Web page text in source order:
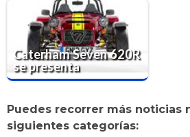
Caterham Seven 620R
se presenta
Puedes recorrer más noticias
siguientes categorías: